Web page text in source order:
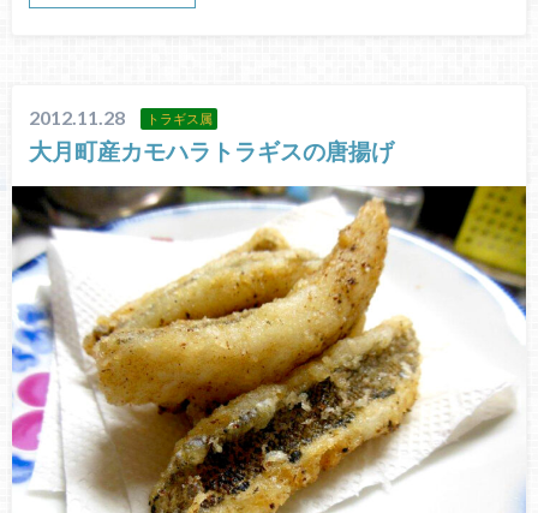
2012.11.28 トラギス属
大月町産カモハラトラギスの唐揚げ